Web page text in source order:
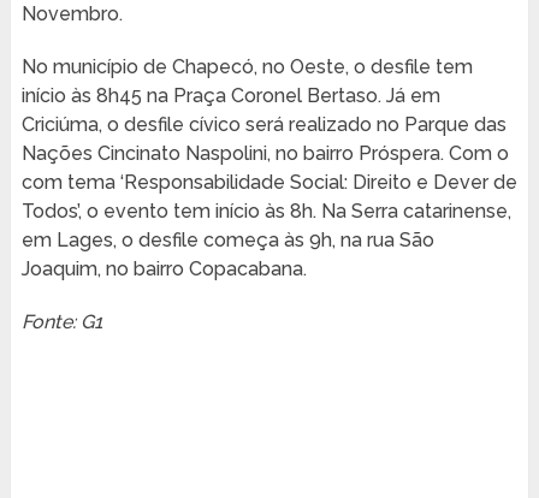
Novembro.
No município de Chapecó, no Oeste, o desfile tem
início às 8h45 na Praça Coronel Bertaso. Já em
Criciúma, o desfile cívico será realizado no Parque das
Nações Cincinato Naspolini, no bairro Próspera. Com o
com tema ‘Responsabilidade Social: Direito e Dever de
Todos’, o evento tem início às 8h. Na Serra catarinense,
em Lages, o desfile começa às 9h, na rua São
Joaquim, no bairro Copacabana.
Fonte: G1